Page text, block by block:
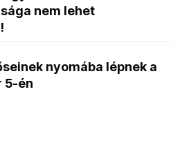
nem lehet
nyomába lépnek a
5-én